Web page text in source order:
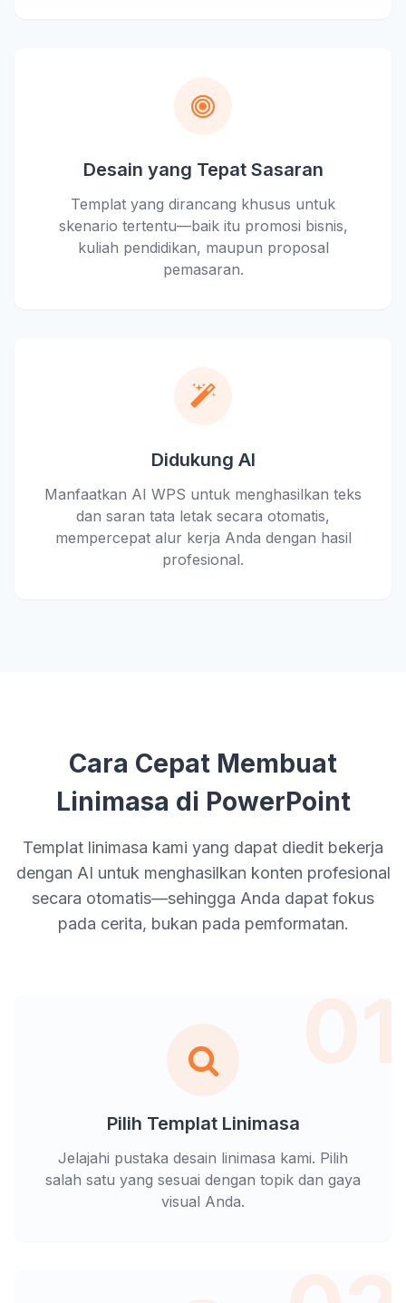
Desain yang Tepat Sasaran
Templat yang dirancang khusus untuk
skenario tertentu—baik itu promosi bisnis,
kuliah pendidikan, maupun proposal
pemasaran.
Didukung AI
Manfaatkan AI WPS untuk menghasilkan teks
dan saran tata letak secara otomatis,
mempercepat alur kerja Anda dengan hasil
profesional.
Cara Cepat Membuat
Linimasa di PowerPoint
Templat linimasa kami yang dapat diedit bekerja
dengan AI untuk menghasilkan konten profesional
secara otomatis—sehingga Anda dapat fokus
pada cerita, bukan pada pemformatan.
Pilih Templat Linimasa
Jelajahi pustaka desain linimasa kami. Pilih
salah satu yang sesuai dengan topik dan gaya
visual Anda.